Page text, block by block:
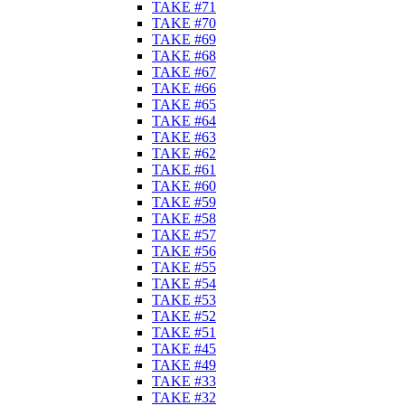
TAKE #71
TAKE #70
TAKE #69
TAKE #68
TAKE #67
TAKE #66
TAKE #65
TAKE #64
TAKE #63
TAKE #62
TAKE #61
TAKE #60
TAKE #59
TAKE #58
TAKE #57
TAKE #56
TAKE #55
TAKE #54
TAKE #53
TAKE #52
TAKE #51
TAKE #45
TAKE #49
TAKE #33
TAKE #32